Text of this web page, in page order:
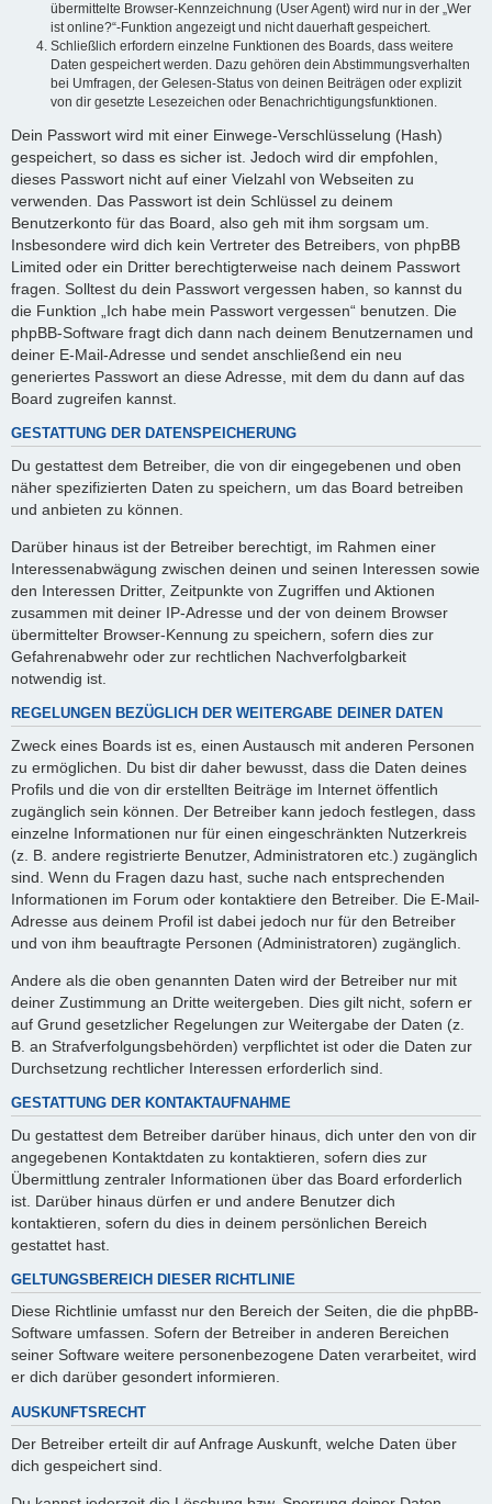
übermittelte Browser-Kennzeichnung (User Agent) wird nur in der „Wer
ist online?“-Funktion angezeigt und nicht dauerhaft gespeichert.
Schließlich erfordern einzelne Funktionen des Boards, dass weitere
Daten gespeichert werden. Dazu gehören dein Abstimmungsverhalten
bei Umfragen, der Gelesen-Status von deinen Beiträgen oder explizit
von dir gesetzte Lesezeichen oder Benachrichtigungsfunktionen.
Dein Passwort wird mit einer Einwege-Verschlüsselung (Hash)
gespeichert, so dass es sicher ist. Jedoch wird dir empfohlen,
dieses Passwort nicht auf einer Vielzahl von Webseiten zu
verwenden. Das Passwort ist dein Schlüssel zu deinem
Benutzerkonto für das Board, also geh mit ihm sorgsam um.
Insbesondere wird dich kein Vertreter des Betreibers, von phpBB
Limited oder ein Dritter berechtigterweise nach deinem Passwort
fragen. Solltest du dein Passwort vergessen haben, so kannst du
die Funktion „Ich habe mein Passwort vergessen“ benutzen. Die
phpBB-Software fragt dich dann nach deinem Benutzernamen und
deiner E-Mail-Adresse und sendet anschließend ein neu
generiertes Passwort an diese Adresse, mit dem du dann auf das
Board zugreifen kannst.
GESTATTUNG DER DATENSPEICHERUNG
Du gestattest dem Betreiber, die von dir eingegebenen und oben
näher spezifizierten Daten zu speichern, um das Board betreiben
und anbieten zu können.
Darüber hinaus ist der Betreiber berechtigt, im Rahmen einer
Interessenabwägung zwischen deinen und seinen Interessen sowie
den Interessen Dritter, Zeitpunkte von Zugriffen und Aktionen
zusammen mit deiner IP-Adresse und der von deinem Browser
übermittelter Browser-Kennung zu speichern, sofern dies zur
Gefahrenabwehr oder zur rechtlichen Nachverfolgbarkeit
notwendig ist.
REGELUNGEN BEZÜGLICH DER WEITERGABE DEINER DATEN
Zweck eines Boards ist es, einen Austausch mit anderen Personen
zu ermöglichen. Du bist dir daher bewusst, dass die Daten deines
Profils und die von dir erstellten Beiträge im Internet öffentlich
zugänglich sein können. Der Betreiber kann jedoch festlegen, dass
einzelne Informationen nur für einen eingeschränkten Nutzerkreis
(z. B. andere registrierte Benutzer, Administratoren etc.) zugänglich
sind. Wenn du Fragen dazu hast, suche nach entsprechenden
Informationen im Forum oder kontaktiere den Betreiber. Die E-Mail-
Adresse aus deinem Profil ist dabei jedoch nur für den Betreiber
und von ihm beauftragte Personen (Administratoren) zugänglich.
Andere als die oben genannten Daten wird der Betreiber nur mit
deiner Zustimmung an Dritte weitergeben. Dies gilt nicht, sofern er
auf Grund gesetzlicher Regelungen zur Weitergabe der Daten (z.
B. an Strafverfolgungsbehörden) verpflichtet ist oder die Daten zur
Durchsetzung rechtlicher Interessen erforderlich sind.
GESTATTUNG DER KONTAKTAUFNAHME
Du gestattest dem Betreiber darüber hinaus, dich unter den von dir
angegebenen Kontaktdaten zu kontaktieren, sofern dies zur
Übermittlung zentraler Informationen über das Board erforderlich
ist. Darüber hinaus dürfen er und andere Benutzer dich
kontaktieren, sofern du dies in deinem persönlichen Bereich
gestattet hast.
GELTUNGSBEREICH DIESER RICHTLINIE
Diese Richtlinie umfasst nur den Bereich der Seiten, die die phpBB-
Software umfassen. Sofern der Betreiber in anderen Bereichen
seiner Software weitere personenbezogene Daten verarbeitet, wird
er dich darüber gesondert informieren.
AUSKUNFTSRECHT
Der Betreiber erteilt dir auf Anfrage Auskunft, welche Daten über
dich gespeichert sind.